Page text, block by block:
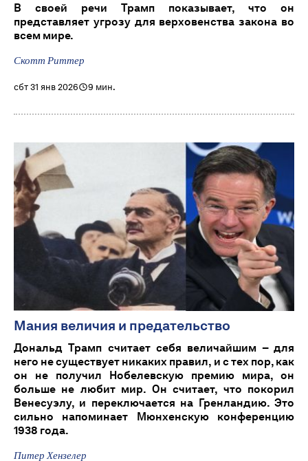
В своей речи Трамп показывает, что он
представляет угрозу для верховенства закона во
всем мире.
Скотт Риттер
сбт 31 янв 2026 9 мин.
Мания величия и предательство
Дональд Трамп считает себя величайшим – для
него не существует никаких правил, и с тех пор, как
он не получил Нобелевскую премию мира, он
больше не любит мир. Он считает, что покорил
Венесуэлу, и переключается на Гренландию. Это
сильно напоминает Мюнхенскую конференцию
1938 года.
Питер Хензелер